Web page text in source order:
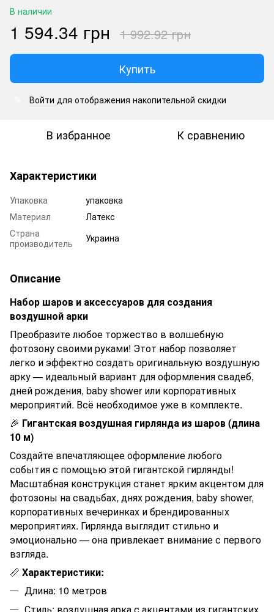
В наличии
1 594.34 грн 1 992.92 грн
Купить
Войти для отображения накопительной скидки
В избранное К сравнению
Характеристики
Упаковка
упаковка
Материал
Латекс
Страна
производитель
Украина
Описание
Набор шаров и аксессуаров для создания
воздушной арки
Преобразите любое торжество в волшебную
фотозону своими руками! Этот набор позволяет
легко и эффектно создать оригинальную воздушную
арку — идеальный вариант для оформления свадеб,
дней рождения, baby shower или корпоративных
мероприятий. Всё необходимое уже в комплекте.
🎉 Гигантская воздушная гирлянда из шаров (длина
10 м)
Создайте впечатляющее оформление любого
события с помощью этой гигантской гирлянды!
Масштабная конструкция станет ярким акцентом для
фотозоны на свадьбах, днях рождения, baby shower,
корпоративных вечеринках и брендированных
мероприятиях. Гирлянда выглядит стильно и
эмоционально — она привлекает внимание с первого
взгляда.
📏 Характеристики:
Длина: 10 метров